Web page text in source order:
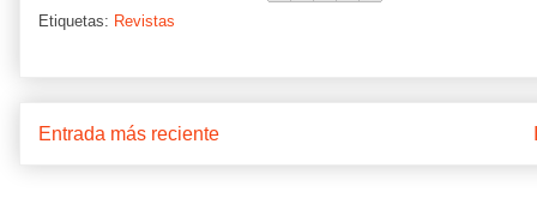
Etiquetas: Revistas
Entrada más reciente